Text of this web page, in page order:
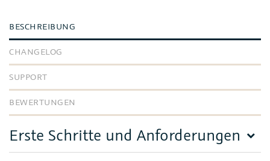
BESCHREIBUNG
CHANGELOG
SUPPORT
BEWERTUNGEN
Erste Schritte und Anforderungen